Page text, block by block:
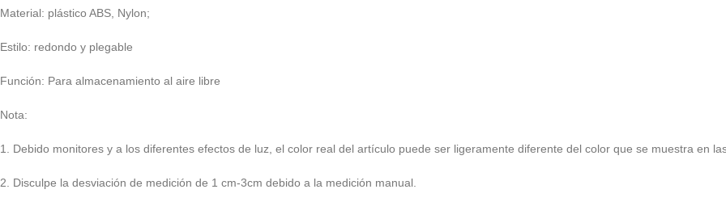
Material: plástico ABS, Nylon;
Estilo: redondo y plegable
Función: Para almacenamiento al aire libre
Nota:
1. Debido monitores y a los diferentes efectos de luz, el color real del artículo puede ser ligeramente diferente del color que se muestra en
2. Disculpe la desviación de medición de 1 cm-3cm debido a la medición manual.